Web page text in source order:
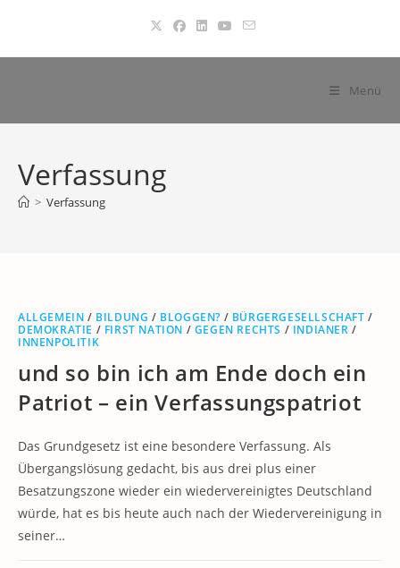
springen
Menü
Verfassung
> Verfassung
ALLGEMEIN / BILDUNG / BLOGGEN? / BÜRGERGESELLSCHAFT /
DEMOKRATIE / FIRST NATION / GEGEN RECHTS / INDIANER /
INNENPOLITIK
und so bin ich am Ende doch ein
Patriot – ein Verfassungspatriot
Das Grundgesetz ist eine besondere Verfassung. Als
Übergangslösung gedacht, bis aus drei plus einer
Besatzungszone wieder ein wiedervereinigtes Deutschland
würde, hat es bis heute auch nach der Wiedervereinigung in
seiner…